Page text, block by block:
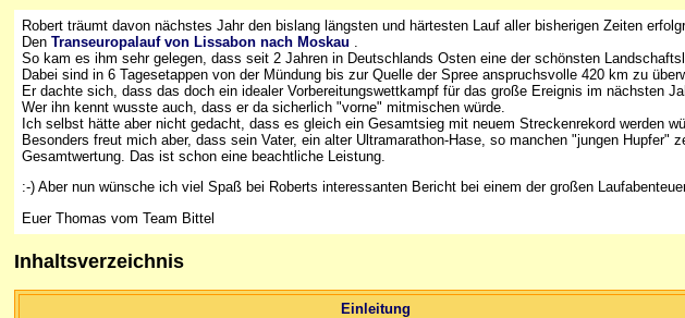
Robert träumt davon nächstes Jahr den bislang längsten und härtesten Lauf aller bisherigen Zeiten
Den Transeuropalauf von Lissabon nach Moskau .
So kam es ihm sehr gelegen, dass seit 2 Jahren in Deutschlands Osten eine der schönsten
Dabei sind in 6 Tagesetappen von der Mündung bis zur Quelle der Spree anspruchsvolle 420 km zu
Er dachte sich, dass das doch ein idealer Vorbereitungswettkampf für das große Ereignis im nächsten
Wer ihn kennt wusste auch, dass er da sicherlich "vorne" mitmischen würde.
Ich selbst hätte aber nicht gedacht, dass es gleich ein Gesamtsieg mit neuem Streckenrekord werden
Besonders freut mich aber, dass sein Vater, ein alter Ultramarathon-Hase, so manchen "jungen
Gesamtwertung. Das ist schon eine beachtliche Leistung.
:-) Aber nun wünsche ich viel Spaß bei Roberts interessanten Bericht bei einem der großen
Euer Thomas vom Team Bittel
Inhaltsverzeichnis
Einleitung